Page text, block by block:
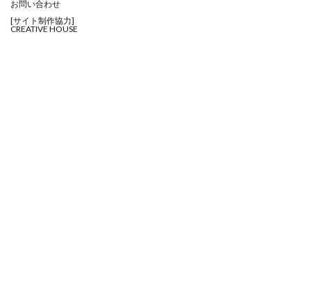
お問い合わせ
[サイト制作協力]
CREATIVE HOUSE